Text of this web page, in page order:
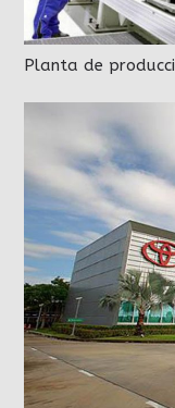
Planta de